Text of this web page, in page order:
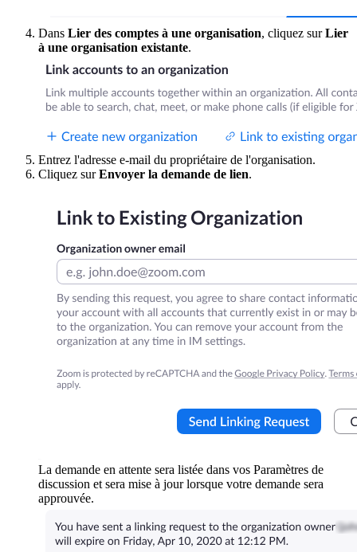
Dans Lier des comptes à une organisation, cliquez surLier
à une organisation existante.
Entrez l'adresse e-mail du propriétaire de l'organisation.
Cliquez surEnvoyer la demande de lien.
La demande en attente sera listée dans vos Paramètres de
discussion et sera mise à jour lorsque votre demande sera
approuvée.